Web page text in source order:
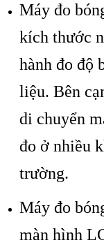
Máy đo b
kích thước
hành đo độ
liệu. Bên c
di chuyển m
đo ở nhiều
trường.
Máy đo
màn hình